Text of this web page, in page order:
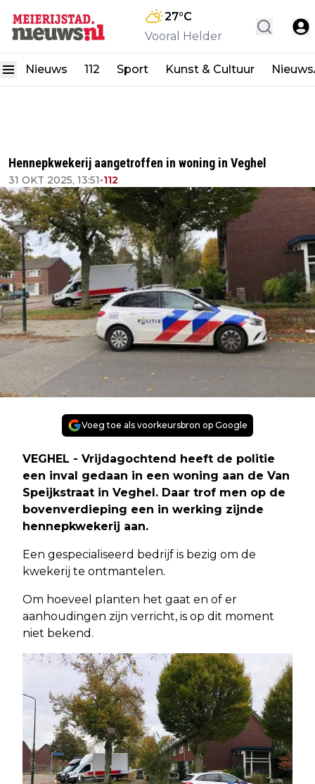
27°C
Vooral Helder
Nieuws 112 Sport Kunst & Cultuur
Hennepkwekerij aangetroffen in woning in Veghel
31 OKT 2025, 13:51•112
Voeg toe als voorkeursbron op Google
VEGHEL - Vrijdagochtend heeft de politie
een inval gedaan in een woning aan de Van
Speijkstraat in Veghel. Daar trof men op de
bovenverdieping een in werking zijnde
hennepkwekerij aan.
Een gespecialiseerd bedrijf is bezig om de
kwekerij te ontmantelen.
Om hoeveel planten het gaat en of er
aanhoudingen zijn verricht, is op dit moment
niet bekend.